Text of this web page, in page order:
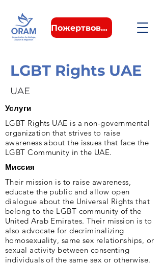
Пожертвовать
LGBT Rights UAE
UAE
Услуги
LGBT Rights UAE is a non-governmental
organization that strives to raise
awareness about the issues that face the
LGBT Community in the UAE.
Миссия
Their mission is to raise awareness,
educate the public and allow open
dialogue about the Universal Rights that
belong to the LGBT community of the
United Arab Emirates. Their mission is to
also advocate for decriminalizing
homosexuality, same sex relationships, or
sexual activity between consenting
individuals of the same sex or otherwise.